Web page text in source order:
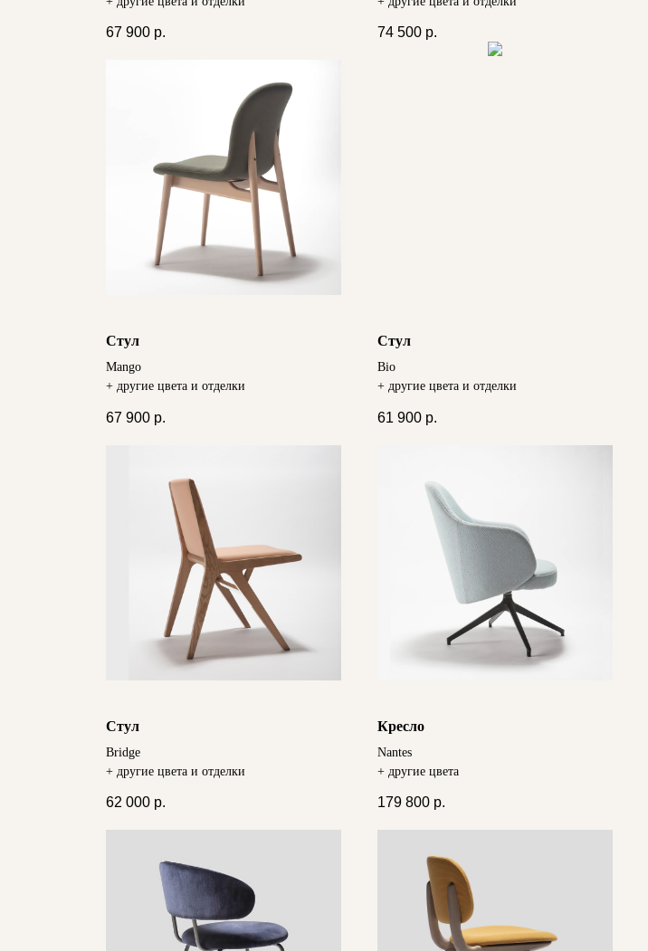
67 900 р. 74 500 р.
Стул
Mango
+ другие цвета и отделки
67 900 р.
Стул
Bio
+ другие цвета и отделки
61 900 р.
Стул
Bridge
+ другие цвета и отделки
62 000 р.
Кресло
Nantes
+ другие цвета
179 800 р.